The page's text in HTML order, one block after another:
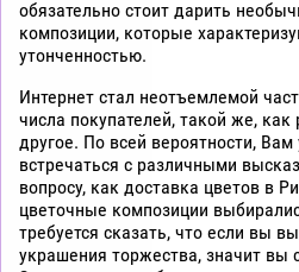
обязательно стоит дарить
композиции, которые
утонченностью.
Интернет стал неотъемлемой
числа покупателей, такой же,
другое. По всей вероятности,
встречаться с различными
вопросу, как доставка цветов в
цветочные композиции
требуется сказать, что если вы
украшения торжества, значит